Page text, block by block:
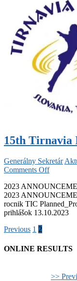
15th Tirnavia
Generálny Sekretár
Comments Offon
Tirnavia
ICE
CUP
2023
2023
rocnik TIC
prihlášok 13.10.2023
Posts
pagination
Previous 1 2
ONLINE RESULTS
>>